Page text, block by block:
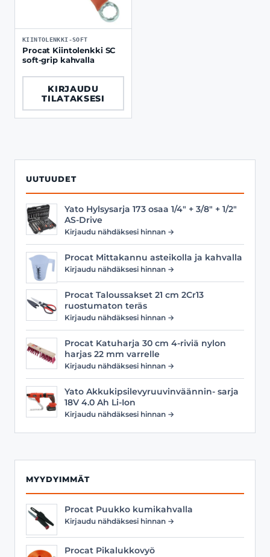
UUTUUDET
Yato Hylsysarja 173 osaa 1/4" + 3/8" + 1/2"
AS-Drive
Kirjaudu nähdäksesi hinnan →
Procat Mittakannu asteikolla ja kahvalla
Kirjaudu nähdäksesi hinnan →
Procat Taloussakset 21 cm 2Cr13
ruostumaton teräs
Kirjaudu nähdäksesi hinnan →
Procat Katuharja 30 cm 4-riviä nylon
harjas 22 mm varrelle
Kirjaudu nähdäksesi hinnan →
Yato Akkukipsilevyruuvinväännin- sarja
18V 4.0 Ah Li-Ion
Kirjaudu nähdäksesi hinnan →
MYYDYIMMÄT
Procat Puukko kumikahvalla
Kirjaudu nähdäksesi hinnan →
Procat Pikalukkovyö
KIINTOLENKKI-SOFT
Procat Kiintolenkki SC
soft-grip kahvalla
KIRJAUDU
TILATAKSESI